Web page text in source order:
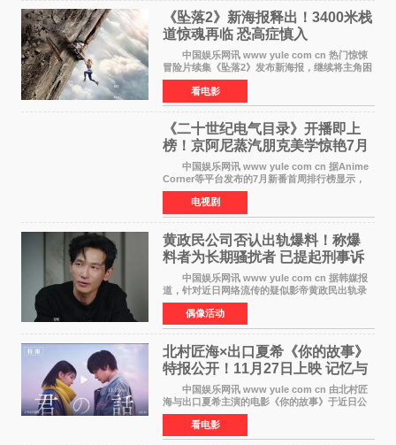
《坠落2》新海报释出！3400米栈
道惊魂再临 恐高症慎入
中国娱乐网讯 www yule com cn 热门惊悚
冒险片续集《坠落2》发布新海报，继续将主角困
于绝境高处——这一次，是摇摇欲坠的徒步栈
道。该片将于今年9月2日北美上映，恐高症患者
请提前做好心理
看电影
《二十世纪电气目录》开播即上
榜！京阿尼蒸汽朋克美学惊艳7月
新番季
中国娱乐网讯 www yule com cn 据Anime
Corner等平台发布的7月新番首周排行榜显示，
由京都动画制作的《二十世纪电气目录》在多个
榜单中表现亮眼，位列AniLab全球TOP10第十
名。该剧改编自结
电视剧
黄政民公司否认出轨爆料！称爆
料者为长期骚扰者 已提起刑事诉
中国娱乐网讯 www yule com cn 据韩媒报
道，针对近日网络流传的疑似影帝黄政民出轨录
音及短信爆料，黄政民所属经纪公司于今日正式
发表声明，明确否认相关传闻。 公司表示，
爆料者是一名长
偶像活动
北村匠海×出口夏希《你的故事》
特报公开！11月27日上映 记忆与
初恋的奇幻交织
中国娱乐网讯 www yule com cn 由北村匠
海与出口夏希主演的电影《你的故事》于近日公
开特报影像，正式定档11月27日上映。 本片
改编自三秋缒同名小说，编剧由曾执笔《孤独摇
滚！》的吉田惠
看电影